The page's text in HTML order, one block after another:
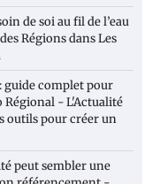
de soi au fil de l’eau
RégionsdansLes
guide complet pour
Régional - L'Actualité
outils pour créer un
peut sembler une